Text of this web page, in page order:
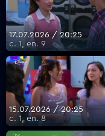
17.07.2026 / 20:25
с. 1, еп. 9
15.07.2026 / 20:25
с. 1, еп. 8